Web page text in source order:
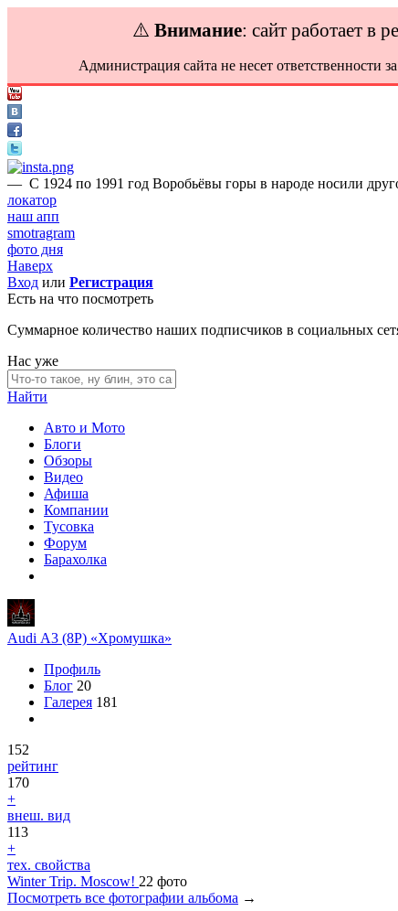
⚠️ Внимание: сайт работает в
Администрация сайта не несет ответственности
— С 1924 по 1991 год Воробьёвы горы в народе носили
локатор
наш апп
smotragram
фото дня
Наверх
Вход или Регистрация
Есть на что посмотреть
Суммарное количество наших подписчиков в социальных
Нас уже
Найти
Авто и Мото
Блоги
Обзоры
Видео
Афиша
Компании
Тусовка
Форум
Барахолка
Audi A3 (8P) «Хромушка»
Профиль
Блог 20
Галерея 181
152
рейтинг
170
+
внеш. вид
113
+
тех. свойства
Winter Trip. Moscow! 22 фото
Посмотреть все фотографии альбома →